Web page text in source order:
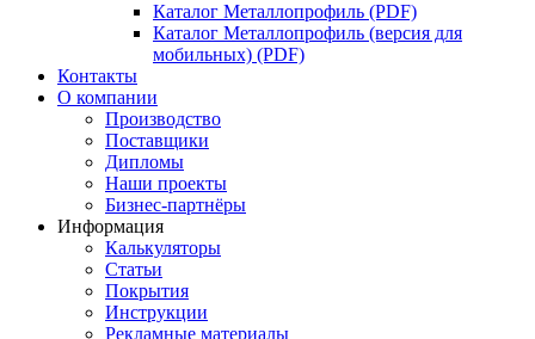
Каталог Металлопрофиль (PDF)
Каталог Металлопрофиль (версия для
мобильных) (PDF)
Контакты
О компании
Производство
Поставщики
Дипломы
Наши проекты
Бизнес-партнёры
Информация
Калькуляторы
Статьи
Покрытия
Инструкции
Рекламные материалы